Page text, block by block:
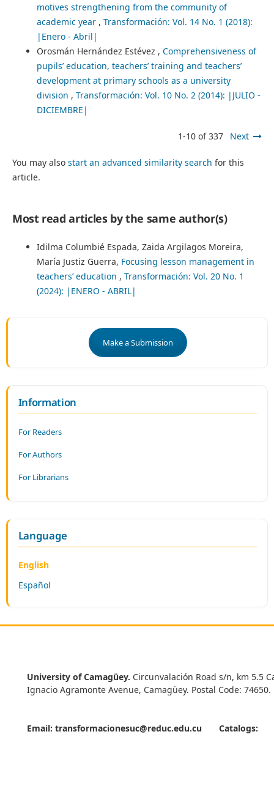
motives strengthening from the community of
academic year , Transformación: Vol. 14 No. 1 (2018):
|Enero - Abril|
Orosmán Hernández Estévez , Comprehensiveness of
pupils’ education, teachers’ training and teachers’
development at primary schools as a university
division , Transformación: Vol. 10 No. 2 (2014): |JULIO -
DICIEMBRE|
1-10 of 337 Next
You may also start an advanced similarity search for this
article.
Most read articles by the same author(s)
Idilma Columbié Espada, Zaida Argilagos Moreira,
María Justiz Guerra, Focusing lesson management in
teachers’ education , Transformación: Vol. 20 No. 1
(2024): |ENERO - ABRIL|
Make a Submission
Information
For Readers
For Authors
For Librarians
Language
English
Español
University of Camagüey. Circunvalación Road s/n, km 5.5
Ignacio Agramonte Avenue, Camagüey. Postal Code: 74650.
Email: transformacionesuc@reduc.edu.cu Catalogs: